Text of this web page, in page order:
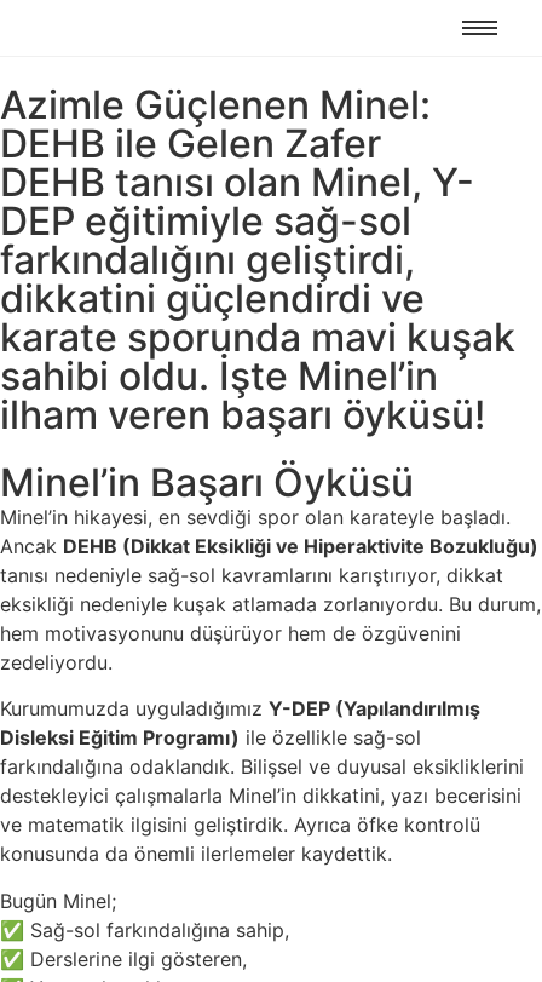
Azimle Güçlenen Minel:
DEHB ile Gelen Zafer
DEHB tanısı olan Minel, Y-
DEP eğitimiyle sağ-sol
farkındalığını geliştirdi,
dikkatini güçlendirdi ve
karate sporunda mavi kuşak
sahibi oldu. İşte Minel’in
ilham veren başarı öyküsü!
Minel’in Başarı Öyküsü
Minel’in hikayesi, en sevdiği spor olan karateyle başladı.
Ancak DEHB (Dikkat Eksikliği ve Hiperaktivite Bozukluğu)
tanısı nedeniyle sağ-sol kavramlarını karıştırıyor, dikkat
eksikliği nedeniyle kuşak atlamada zorlanıyordu. Bu durum,
hem motivasyonunu düşürüyor hem de özgüvenini
zedeliyordu.
Kurumumuzda uyguladığımız Y-DEP (Yapılandırılmış
Disleksi Eğitim Programı) ile özellikle sağ-sol
farkındalığına odaklandık. Bilişsel ve duyusal eksikliklerini
destekleyici çalışmalarla Minel’in dikkatini, yazı becerisini
ve matematik ilgisini geliştirdik. Ayrıca öfke kontrolü
konusunda da önemli ilerlemeler kaydettik.
Bugün Minel;
✅ Sağ-sol farkındalığına sahip,
✅ Derslerine ilgi gösteren,